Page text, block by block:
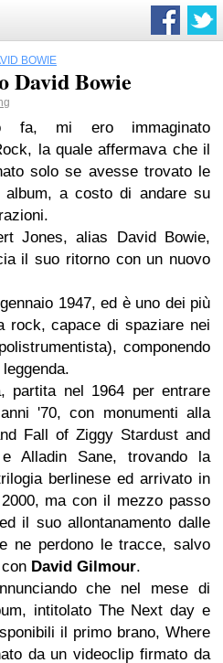
BOWIE
David Bowie
fa, mi ero immaginato
la quale affermava che il
solo se avesse trovato le
a costo di andare su
Jones, alias David Bowie,
il suo ritorno con un nuovo
1947, ed è uno dei più
rock, capace di spaziare nei
componendo
partita nel 1964 per entrare
'70, con monumenti alla
Fall of Ziggy Stardust and
Alladin Sane, trovando la
berlinese ed arrivato in
ma con il mezzo passo
il suo allontanamento dalle
ne perdono le tracce, salvo
David Gilmour.
che nel mese di
intitolato The Next day e
il primo brano, Where
da un videoclip firmato da